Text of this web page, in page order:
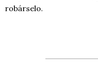
robárselo.